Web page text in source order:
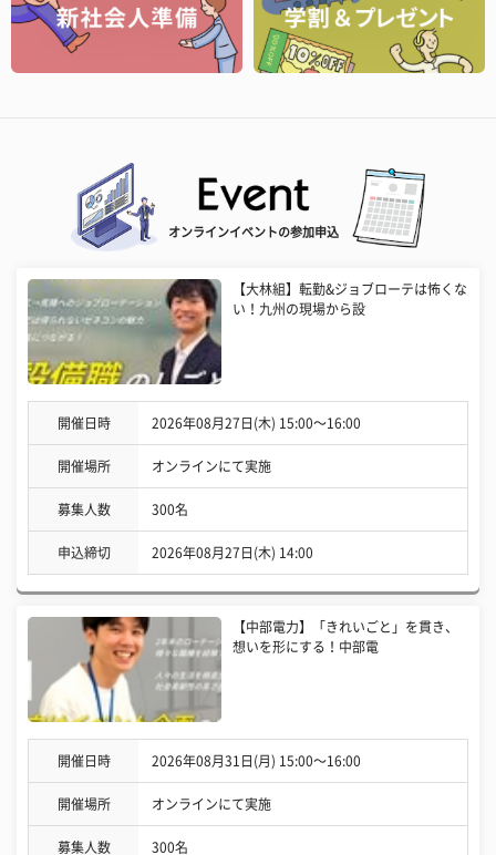
オンラインイベントの参加申込
【大林組】転勤&ジョブローテは怖くな
い！九州の現場から設
開催日時 2026年08月27日(木) 15:00〜16:00
開催場所 オンラインにて実施
募集人数 300名
申込締切 2026年08月27日(木) 14:00
【中部電力】「きれいごと」を貫き、
想いを形にする！中部電
開催日時 2026年08月31日(月) 15:00〜16:00
開催場所 オンラインにて実施
募集人数 300名